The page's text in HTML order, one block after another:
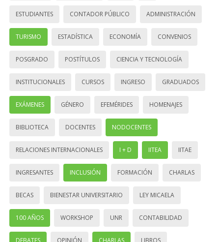
ESTUDIANTES CONTADOR PÚBLICO ADMINISTRACIÓN
TURISMO ESTADÍSTICA ECONOMÍA CONVENIOS
POSGRADO POSTÍTULOS CIENCIA Y TECNOLOGÍA
INSTITUCIONALES CURSOS INGRESO GRADUADOS
EXÁMENES GÉNERO EFEMÉRIDES HOMENAJES
BIBLIOTECA DOCENTES NODOCENTES
RELACIONES INTERNACIONALES I + D IITEA IITAE
INGRESANTES INCLUSIÓN FORMACIÓN CHARLAS
BECAS BIENESTAR UNIVERSITARIO LEY MICAELA
100 AÑOS WORKSHOP UNR CONTABILIDAD